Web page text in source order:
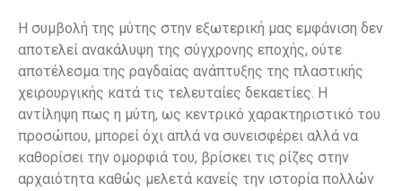
Η συμβολή της μύτης στην εξωτερική μας εμφάνιση δεν
αποτελεί ανακάλυψη της σύγχρονης εποχής, ούτε
αποτέλεσμα της ραγδαίας ανάπτυξης της πλαστικής
χειρουργικής κατά τις τελευταίες δεκαετίες. Η
αντίληψη πως η μύτη, ως κεντρικό χαρακτηριστικό του
προσώπου, μπορεί όχι απλά να συνεισφέρει αλλά να
καθορίσει την ομορφιά του, βρίσκει τις ρίζες στην
αρχαιότητα καθώς μελετά κανείς την ιστορία πολλών